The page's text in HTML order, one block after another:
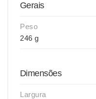
Gerais
Peso
246 g
Dimensões
Largura